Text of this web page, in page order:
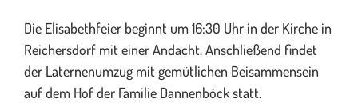
Die Elisabethfeier beginnt um 16:30 Uhr in der Kirche in
Reichersdorf mit einer Andacht. Anschließend findet
der Laternenumzug mit gemütlichen Beisammensein
auf dem Hof der Familie Dannenböck statt.